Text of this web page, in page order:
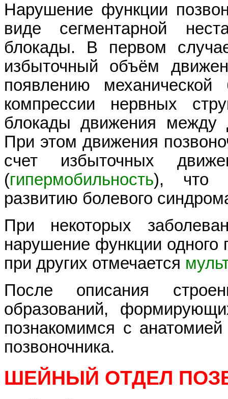
Нарушение функции
виде сегментарной
блокады. В первом
избыточный объём
появлению
компрессии нервных
блокады движения между
При этом движения
счет избыточных
(гипермобильность), что
развитию болевого
При некоторых
нарушение функции одного
при других отмечается
После описания
образований,
познакомимся с
позвоночника.
ШЕЙНЫЙ ОТДЕЛ